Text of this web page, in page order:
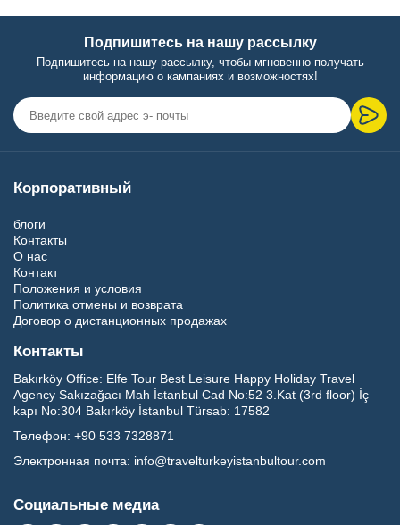
Подпишитесь на нашу рассылку
Подпишитесь на нашу рассылку, чтобы мгновенно получать
информацию о кампаниях и возможностях!
Корпоративный
блоги
Контакты
О нас
Контакт
Положения и условия
Политика отмены и возврата
Договор о дистанционных продажах
Контакты
Bakırköy Office: Elfe Tour Best Leisure Happy Holiday Travel
Agency Sakızağacı Mah İstanbul Cad No:52 3.Kat (3rd floor) İç
kapı No:304 Bakırköy İstanbul Türsab: 17582
Телефон: +90 533 7328871
Электронная почта: info@travelturkeyistanbultour.com
Социальные медиа